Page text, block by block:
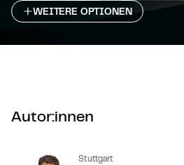
WEITERE OPTIONEN
Autor:innen
Stuttgart